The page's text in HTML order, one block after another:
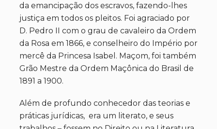
da emancipação dos escravos, fazendo-lhes
justiça em todos os pleitos. Foi agraciado por
D. Pedro II com o grau de cavaleiro da Ordem
da Rosa em 1866, e conselheiro do Império por
mercê da Princesa Isabel. Maçom, foi também
Grão Mestre da Ordem Maçônica do Brasil de
1891 a 1900.
Além de profundo conhecedor das teorias e
práticas jurídicas, era um literato, e seus